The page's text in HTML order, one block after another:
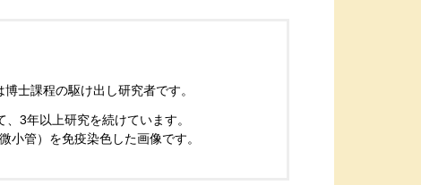
士課程の駆け出し研究者です。
3年以上研究を続けています。
小管）を免疫染色した画像です。